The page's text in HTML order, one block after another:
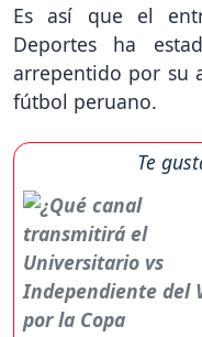
Es así que el
Deportes ha
arrepentido por su
fútbol peruano.
Te